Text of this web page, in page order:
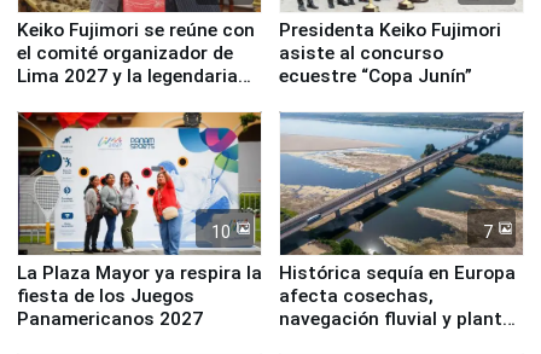
Keiko Fujimori se reúne con
el comité organizador de
Lima 2027 y la legendaria
Presidenta Keiko Fujimori
asiste al concurso
ecuestre “Copa Junín”
10
La Plaza Mayor ya respira la
fiesta de los Juegos
Panamericanos 2027
7
Histórica sequía en Europa
afecta cosechas,
navegación fluvial y plantas